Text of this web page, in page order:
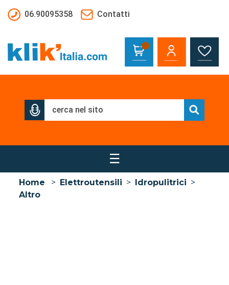
06.90095358
Contatti
☰
Home > Elettroutensili > Idropulitrici >
Altro